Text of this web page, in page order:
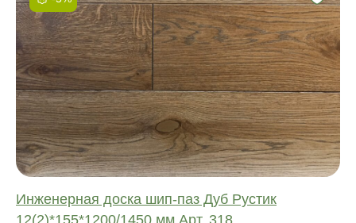
Инженерная доска шип-паз Дуб Рустик
12(2)*155*1200/1450 мм Арт. 318
Фаска:
Соединение:
Обработка:
Длина:
Ширина:
Толщина: